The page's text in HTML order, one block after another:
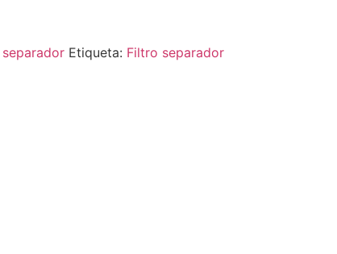
Etiqueta: Filtro separador